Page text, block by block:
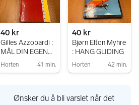
40 kr
Gilles Azzopardi :
MÅL DIN EGEN
IQ
Horten 41 min.
40 kr
Bjørn Elton Myhre
: HANG GLIDING
Horten 42 min.
Ønsker du å bli varslet når det